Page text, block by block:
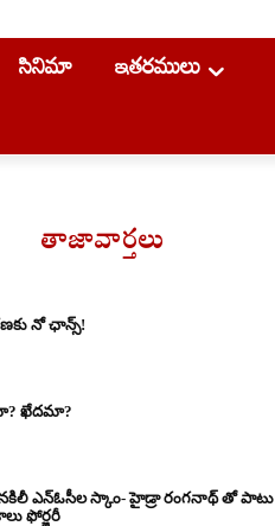
సినిమా ఇతరములు
తాజావార్తలు
నో ఛాన్స్!
ఖేదమా?
ఎన్‌ఓసీల స్కాం- హైడ్రా రంగనాథ్ తో పాటు
ఫోర్జరీ